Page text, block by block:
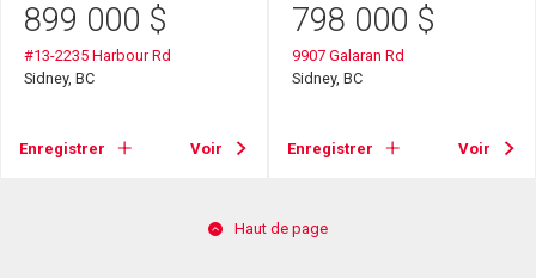
899 000 $
#13-2235 Harbour Rd
Sidney, BC
Enregistrer Voir
798 000 $
9907 Galaran Rd
Sidney, BC
Enregistrer Voir
Haut de page